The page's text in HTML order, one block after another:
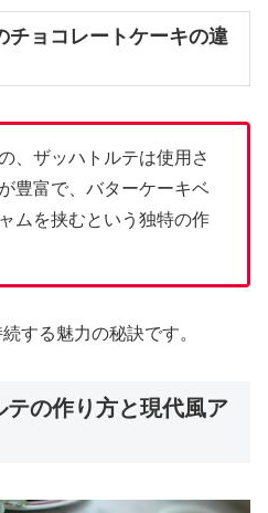
チョコレートケーキの違
、ザッハトルテは使用さ
豊富で、バターケーキベ
ムを挟むという独特の作
する魅力の秘訣です。
の作り方と現代風ア